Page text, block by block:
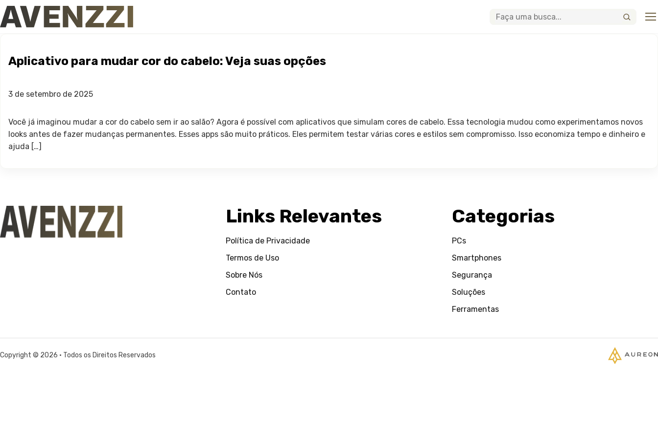
Buscar
Aplicativo para mudar cor do cabelo: Veja suas opções
3 de setembro de 2025
Você já imaginou mudar a cor do cabelo sem ir ao salão? Agora é possível com aplicativos que simulam cores de cabelo. Essa tecnologia mudou como experimentamos novos
looks antes de fazer mudanças permanentes. Esses apps são muito práticos. Eles permitem testar várias cores e estilos sem compromisso. Isso economiza tempo e dinheiro e
ajuda […]
Links Relevantes
Política de Privacidade
Termos de Uso
Sobre Nós
Contato
Categorias
PCs
Smartphones
Segurança
Soluções
Ferramentas
Copyright © 2026 • Todos os Direitos Reservados